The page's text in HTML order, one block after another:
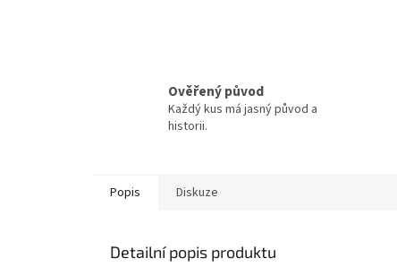
Ověřený původ
Každý kus má jasný původ a
historii.
Popis Diskuze
Detailní popis produktu